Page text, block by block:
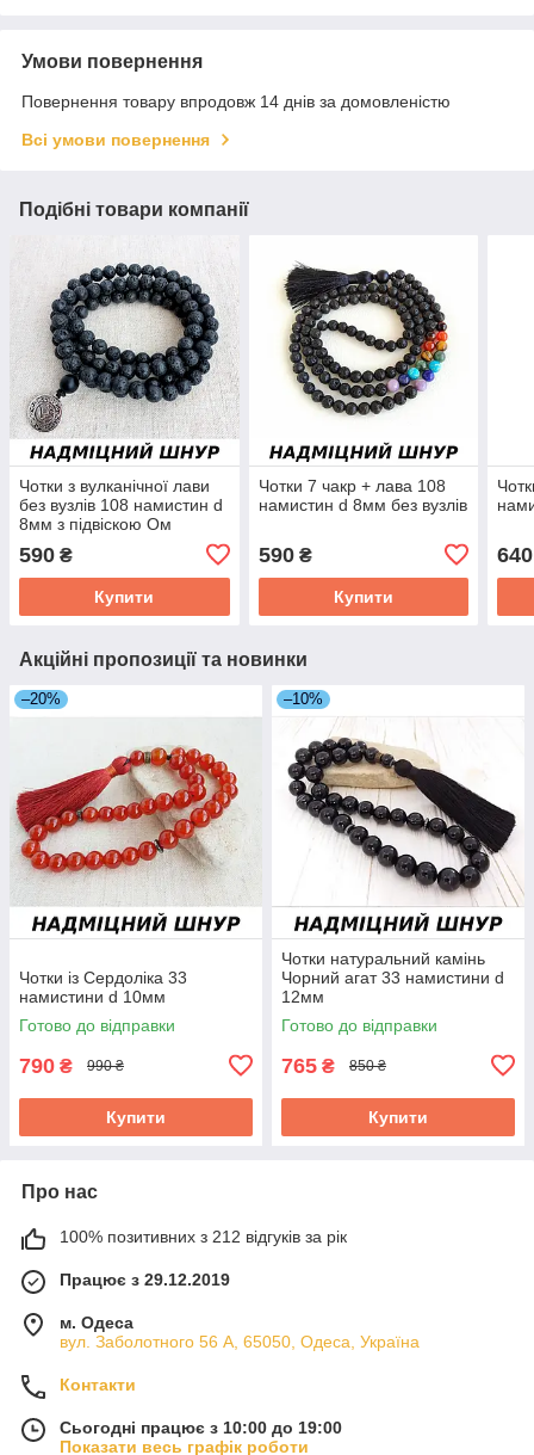
Умови повернення
Повернення товару впродовж 14 днів за домовленістю
Всі умови повернення
Подібні товари компанії
Чотки з вулканічної лави
без вузлів 108 намистин d
8мм з підвіскою Ом
590 ₴
Купити
Чотки 7 чакр + лава 108
намистин d 8мм без вузлів
590₴
Купити
640
Акційні пропозиції та новинки
–20%
Чотки із Сердоліка 33
намистини d 10мм
Готово до відправки
790 ₴ 990 ₴
Купити
–10%
Чотки натуральний камінь
Чорний агат 33 намистини d
12мм
Готово до відправки
765 ₴ 850 ₴
Купити
Про нас
100% позитивних з 212 відгуків за рік
Працює з 29.12.2019
м. Одеса
вул. Заболотного 56 А, 65050, Одеса, Україна
Контакти
Сьогодні працює з 10:00 до 19:00
Показати весь графік роботи